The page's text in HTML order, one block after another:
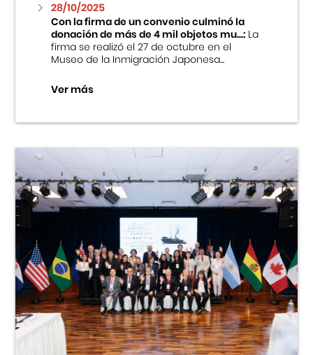
28/10/2025
Con la firma de un convenio culminó la
donación de más de 4 mil objetos mu...:La
firma se realizó el 27 de octubre en el
Museo de la Inmigración Japonesa...
Ver más